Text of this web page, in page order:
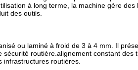
à long terme, la machine gère
des outils.
ou laminé à froid de 3 à 4 mm. Il
routière.alignement constant des
routières.